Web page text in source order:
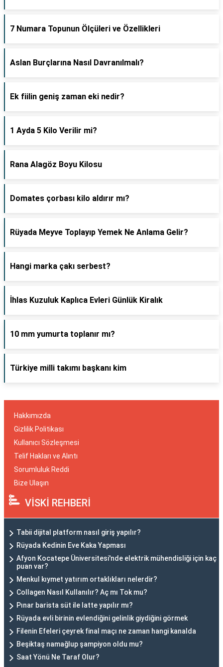
7 Numara Topunun Ölçüleri ve Özellikleri
Aslan Burçlarına Nasıl Davranılmalı?
Ek fiilin geniş zaman eki nedir?
1 Ayda 5 Kilo Verilir mi?
Rana Alagöz Boyu Kilosu
Domates çorbası kilo aldırır mı?
Rüyada Meyve Toplayıp Yemek Ne Anlama Gelir?
Hangi marka çakı serbest?
İhlas Kuzuluk Kaplıca Evleri Günlük Kiralık
10 mm yumurta toplanır mı?
Türkiye milli takımı başkanı kim
Hakkımızda
Gizlilik Politikası
Kullanıcı Sözleşmesi
Telif Hakları ve Alıntı
Sorumluluk Reddi
Bize Ulaşın
VİSKİ REHBERİ
Tabii dijital platform nasıl giriş yapılır?
Rüyada Kedinin Eve Kaka Yapması
Afyon Kocatepe Üniversitesi'nde elektrik mühendisliği için kaç
puan var?
Menkul kıymet yatırım ortaklıkları nelerdir?
Collagen Nasıl Kullanılır? Aç mı Tok mu?
Pınar barista süt ile latte yapılır mı?
Rüyada evli birinin evlendiğini gelinlik giydiğini görmek
Filenin Efeleri çeyrek final maçı ne zaman hangi kanalda
Beşiktaş namağlup şampiyon oldu mu?
Saat Yönü Ne Taraf Olur?